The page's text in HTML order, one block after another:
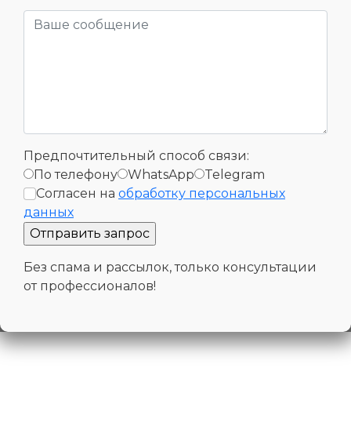
Предпочтительный способ связи:
По телефону
WhatsApp
Telegram
Согласен на обработку персональных
данных
Без спама и рассылок, только консультации
от профессионалов!